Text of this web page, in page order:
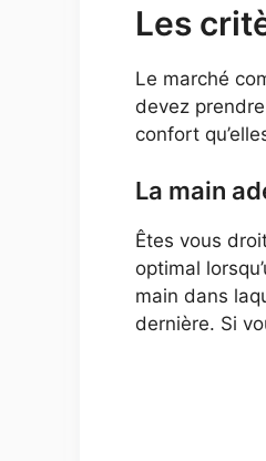
Les
Le marché
devez
confort
La main
Êtes vous
optimal
main dans
dernière. Si